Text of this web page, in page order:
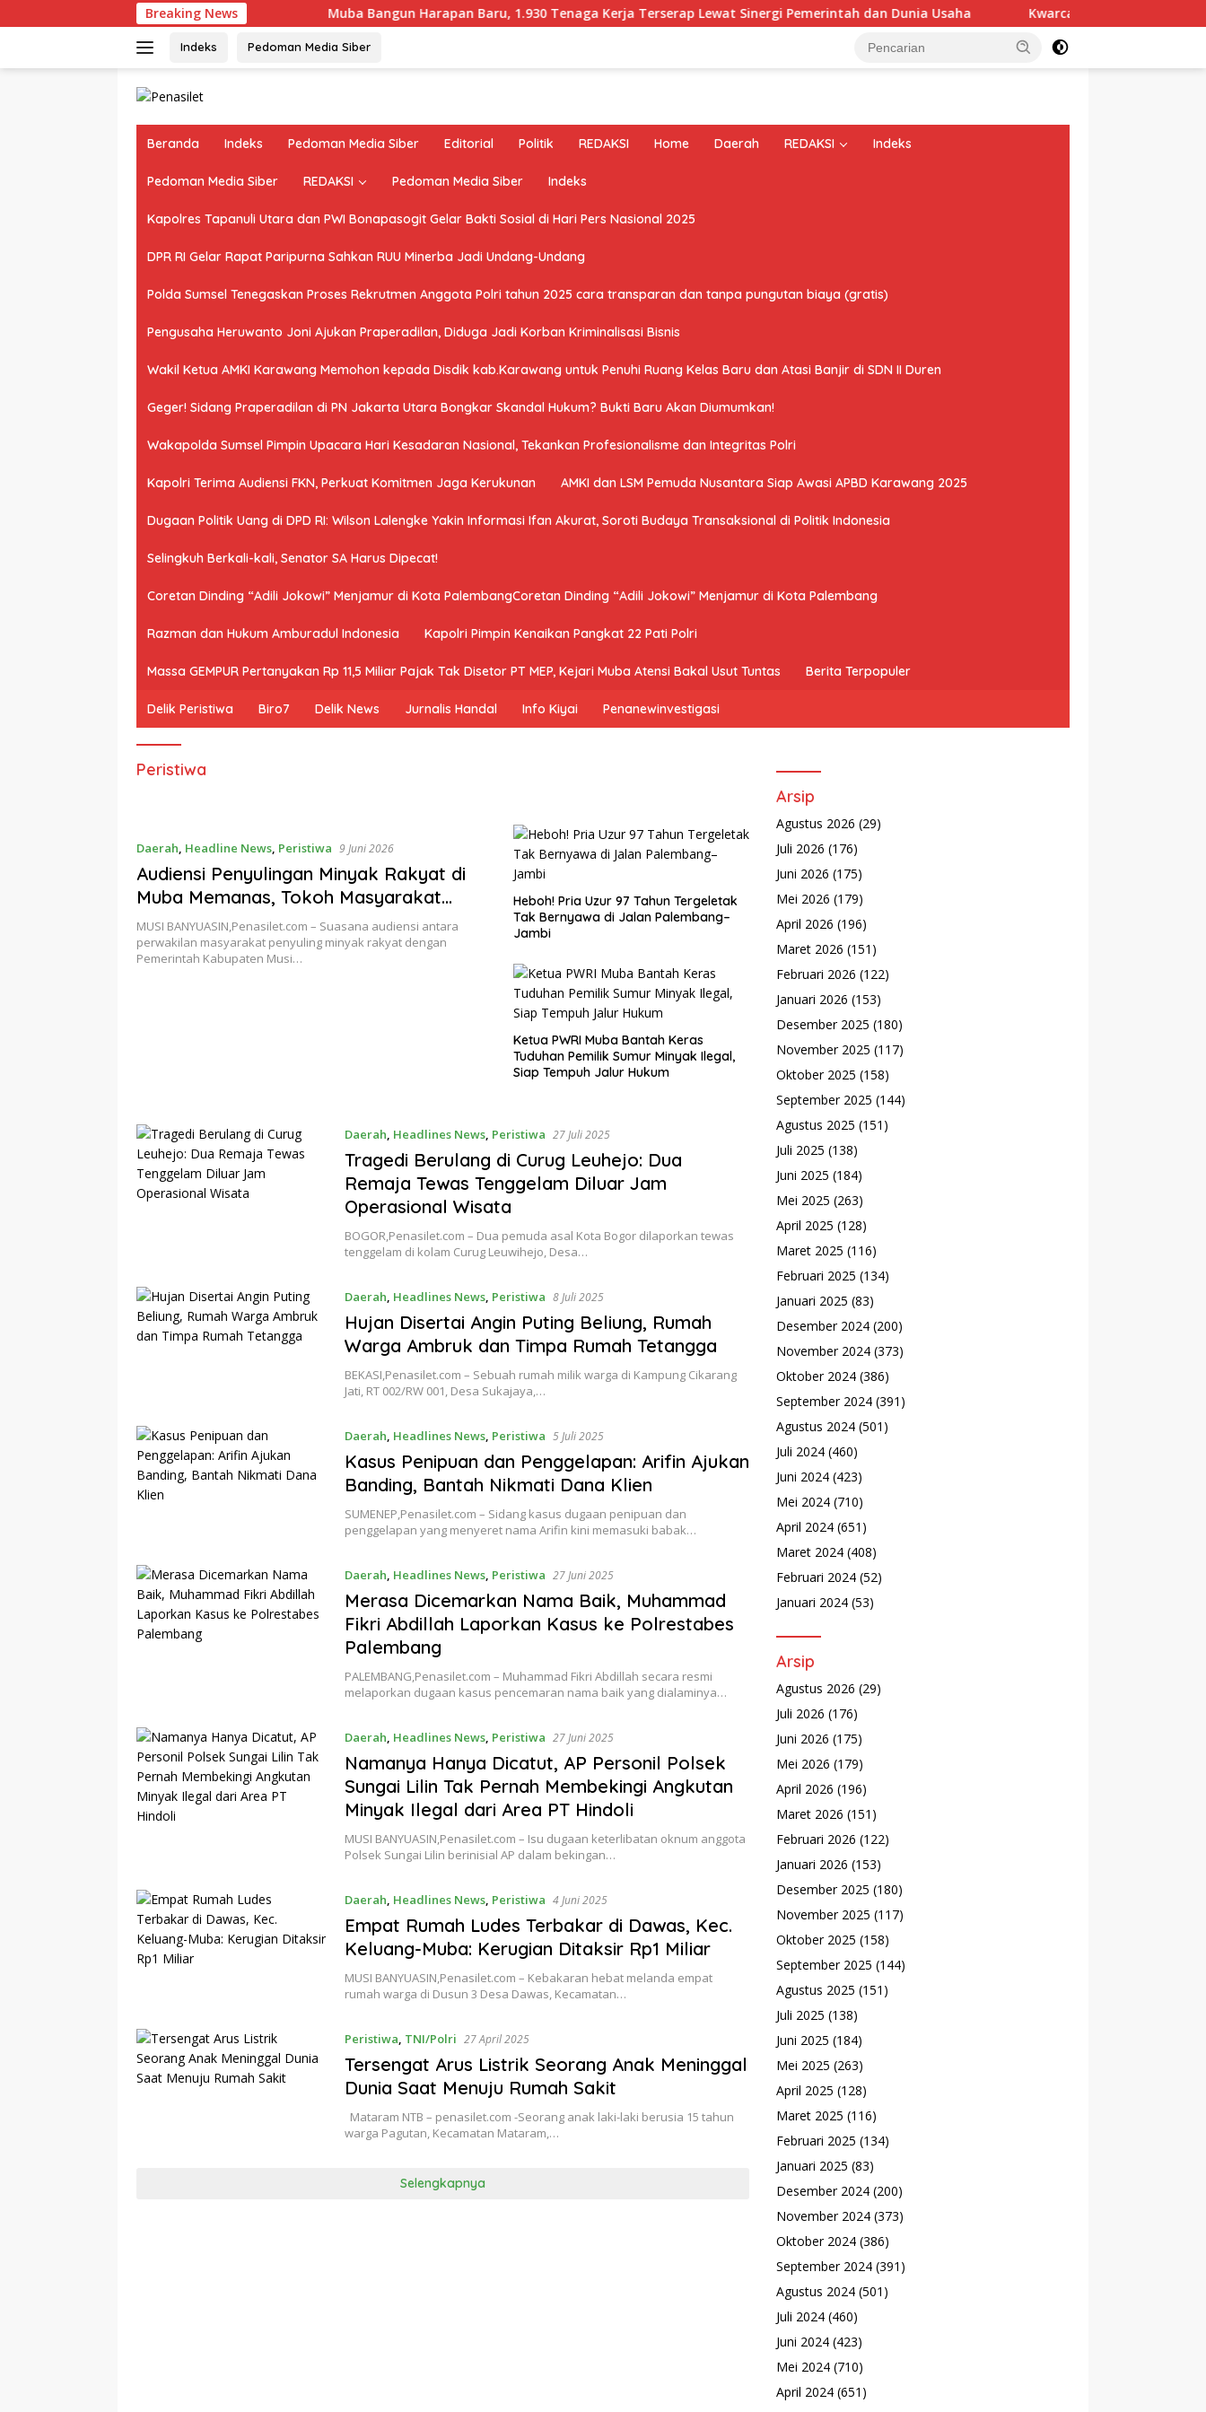
ke
Breaking News Muba Bangun Harapan Baru, 1.930 Tenaga Kerja Terserap Lewat Sinergi Pemerintah dan Dunia Usaha Kwarcab Musi Banyuasin Beri
Indeks Pedoman Media Siber
Beranda Indeks Pedoman Media Siber Editorial Politik REDAKSI Home Daerah REDAKSI Indeks
Pedoman Media Siber REDAKSI Pedoman Media Siber Indeks
Kapolres Tapanuli Utara dan PWI Bonapasogit Gelar Bakti Sosial di Hari Pers Nasional 2025
DPR RI Gelar Rapat Paripurna Sahkan RUU Minerba Jadi Undang-Undang
Polda Sumsel Tenegaskan Proses Rekrutmen Anggota Polri tahun 2025 cara transparan dan tanpa pungutan biaya (gratis)
Pengusaha Heruwanto Joni Ajukan Praperadilan, Diduga Jadi Korban Kriminalisasi Bisnis
Wakil Ketua AMKI Karawang Memohon kepada Disdik kab.Karawang untuk Penuhi Ruang Kelas Baru dan Atasi Banjir di SDN II Duren
Geger! Sidang Praperadilan di PN Jakarta Utara Bongkar Skandal Hukum? Bukti Baru Akan Diumumkan!
Wakapolda Sumsel Pimpin Upacara Hari Kesadaran Nasional, Tekankan Profesionalisme dan Integritas Polri
Kapolri Terima Audiensi FKN, Perkuat Komitmen Jaga Kerukunan AMKI dan LSM Pemuda Nusantara Siap Awasi APBD Karawang 2025
Dugaan Politik Uang di DPD RI: Wilson Lalengke Yakin Informasi Ifan Akurat, Soroti Budaya Transaksional di Politik Indonesia
Selingkuh Berkali-kali, Senator SA Harus Dipecat!
Coretan Dinding “Adili Jokowi” Menjamur di Kota PalembangCoretan Dinding “Adili Jokowi” Menjamur di Kota Palembang
Razman dan Hukum Amburadul Indonesia Kapolri Pimpin Kenaikan Pangkat 22 Pati Polri
Massa GEMPUR Pertanyakan Rp 11,5 Miliar Pajak Tak Disetor PT MEP, Kejari Muba Atensi Bakal Usut Tuntas Berita Terpopuler
Delik Peristiwa Biro7 Delik News Jurnalis Handal Info Kiyai Penanewinvestigasi
Peristiwa
Daerah, Headline News, Peristiwa 9 Juni 2026
Audiensi Penyulingan Minyak Rakyat di
Muba Memanas, Tokoh Masyarakat
Subairin Desak Hentikan Razia: “Jangan
Hanya Tegakkan Aturan, Pikirkan Nasib
Rakyat”
MUSI BANYUASIN,Penasilet.com – Suasana audiensi antara
perwakilan masyarakat penyuling minyak rakyat dengan
Pemerintah Kabupaten Musi…
Heboh! Pria Uzur 97 Tahun Tergeletak
Tak Bernyawa di Jalan Palembang–
Jambi
Ketua PWRI Muba Bantah Keras
Tuduhan Pemilik Sumur Minyak Ilegal,
Siap Tempuh Jalur Hukum
Daerah, Headlines News, Peristiwa 27 Juli 2025
Tragedi Berulang di Curug Leuhejo: Dua
Remaja Tewas Tenggelam Diluar Jam
Operasional Wisata
BOGOR,Penasilet.com – Dua pemuda asal Kota Bogor dilaporkan tewas
tenggelam di kolam Curug Leuwihejo, Desa…
Daerah, Headlines News, Peristiwa 8 Juli 2025
Hujan Disertai Angin Puting Beliung, Rumah
Warga Ambruk dan Timpa Rumah Tetangga
BEKASI,Penasilet.com – Sebuah rumah milik warga di Kampung Cikarang
Jati, RT 002/RW 001, Desa Sukajaya,…
Daerah, Headlines News, Peristiwa 5 Juli 2025
Kasus Penipuan dan Penggelapan: Arifin Ajukan
Banding, Bantah Nikmati Dana Klien
SUMENEP,Penasilet.com – Sidang kasus dugaan penipuan dan
penggelapan yang menyeret nama Arifin kini memasuki babak…
Daerah, Headlines News, Peristiwa 27 Juni 2025
Merasa Dicemarkan Nama Baik, Muhammad
Fikri Abdillah Laporkan Kasus ke Polrestabes
Palembang
PALEMBANG,Penasilet.com – Muhammad Fikri Abdillah secara resmi
melaporkan dugaan kasus pencemaran nama baik yang dialaminya…
Daerah, Headlines News, Peristiwa 27 Juni 2025
Namanya Hanya Dicatut, AP Personil Polsek
Sungai Lilin Tak Pernah Membekingi Angkutan
Minyak Ilegal dari Area PT Hindoli
MUSI BANYUASIN,Penasilet.com – Isu dugaan keterlibatan oknum anggota
Polsek Sungai Lilin berinisial AP dalam bekingan…
Daerah, Headlines News, Peristiwa 4 Juni 2025
Empat Rumah Ludes Terbakar di Dawas, Kec.
Keluang-Muba: Kerugian Ditaksir Rp1 Miliar
MUSI BANYUASIN,Penasilet.com – Kebakaran hebat melanda empat
rumah warga di Dusun 3 Desa Dawas, Kecamatan…
Peristiwa, TNI/Polri 27 April 2025
Tersengat Arus Listrik Seorang Anak Meninggal
Dunia Saat Menuju Rumah Sakit
Mataram NTB – penasilet.com -Seorang anak laki-laki berusia 15 tahun
warga Pagutan, Kecamatan Mataram,…
Selengkapnya
Arsip
Agustus 2026 (29)
Juli 2026 (176)
Juni 2026 (175)
Mei 2026 (179)
April 2026 (196)
Maret 2026 (151)
Februari 2026 (122)
Januari 2026 (153)
Desember 2025 (180)
November 2025 (117)
Oktober 2025 (158)
September 2025 (144)
Agustus 2025 (151)
Juli 2025 (138)
Juni 2025 (184)
Mei 2025 (263)
April 2025 (128)
Maret 2025 (116)
Februari 2025 (134)
Januari 2025 (83)
Desember 2024 (200)
November 2024 (373)
Oktober 2024 (386)
September 2024 (391)
Agustus 2024 (501)
Juli 2024 (460)
Juni 2024 (423)
Mei 2024 (710)
April 2024 (651)
Maret 2024 (408)
Februari 2024 (52)
Januari 2024 (53)
Arsip
Agustus 2026 (29)
Juli 2026 (176)
Juni 2026 (175)
Mei 2026 (179)
April 2026 (196)
Maret 2026 (151)
Februari 2026 (122)
Januari 2026 (153)
Desember 2025 (180)
November 2025 (117)
Oktober 2025 (158)
September 2025 (144)
Agustus 2025 (151)
Juli 2025 (138)
Juni 2025 (184)
Mei 2025 (263)
April 2025 (128)
Maret 2025 (116)
Februari 2025 (134)
Januari 2025 (83)
Desember 2024 (200)
November 2024 (373)
Oktober 2024 (386)
September 2024 (391)
Agustus 2024 (501)
Juli 2024 (460)
Juni 2024 (423)
Mei 2024 (710)
April 2024 (651)